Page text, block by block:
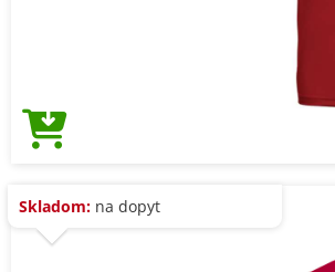
Skladom: na dopyt